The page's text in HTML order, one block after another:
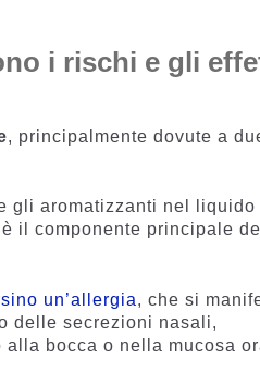
i rischi e gli
, principalmente dovute a
gli aromatizzanti nel liquido
il componente principale
un’allergia, che si
delle secrezioni nasali,
bocca o nella mucosa